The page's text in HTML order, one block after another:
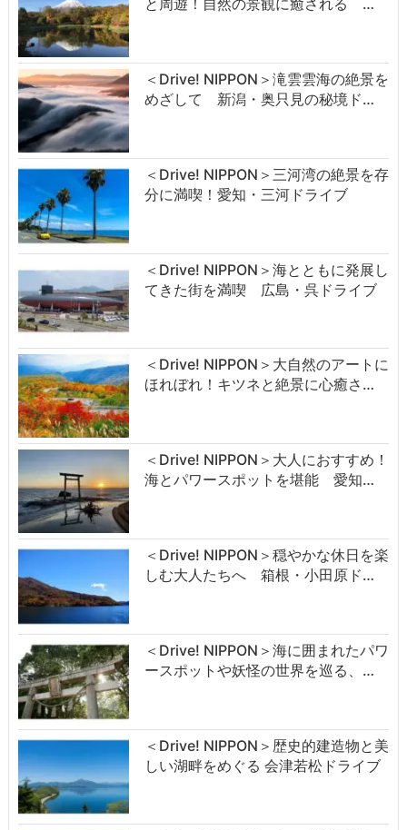
と周遊！自然の景観に癒される …
＜Drive! NIPPON＞滝雲雲海の絶景を
めざして 新潟・奥只見の秘境ド…
＜Drive! NIPPON＞三河湾の絶景を存
分に満喫！愛知・三河ドライブ
＜Drive! NIPPON＞海とともに発展し
てきた街を満喫 広島・呉ドライブ
＜Drive! NIPPON＞大自然のアートに
ほれぼれ！キツネと絶景に心癒さ…
＜Drive! NIPPON＞大人におすすめ！
海とパワースポットを堪能 愛知…
＜Drive! NIPPON＞穏やかな休日を楽
しむ大人たちへ 箱根・小田原ド…
＜Drive! NIPPON＞海に囲まれたパワ
ースポットや妖怪の世界を巡る、…
＜Drive! NIPPON＞歴史的建造物と美
しい湖畔をめぐる 会津若松ドライブ